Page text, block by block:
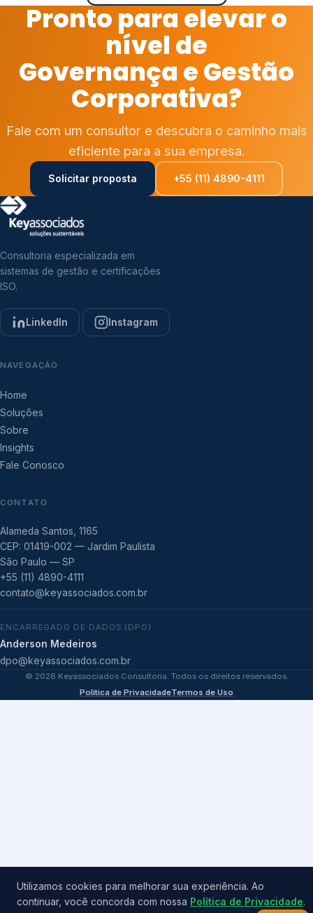
Pronto para elevar o
nível de
Governança e Gestão
Corporativa?
Fale com um consultor e descubra o caminho mais
eficiente para a sua empresa.
Solicitar proposta +55 (11) 4890-4111
Consultoria especializada em
sistemas de gestão e certificações
ISO.
LinkedIn Instagram
NAVEGAÇÃO
Home
Soluções
Sobre
Insights
Fale Conosco
CONTATO
Alameda Santos, 1165
CEP: 01419-002 — Jardim Paulista
São Paulo — SP
+55 (11) 4890-4111
contato@keyassociados.com.br
ENCARREGADO DE DADOS (DPO)
Anderson Medeiros
dpo@keyassociados.com.br
© 2026 Keyassociados Consultoria. Todos os direitos reservados.
Política de PrivacidadeTermos de Uso
Utilizamos cookies para melhorar sua experiência. Ao
continuar, você concorda com nossa Política de Privacidade.